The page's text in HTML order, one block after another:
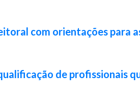
com orientações para
de profissionais